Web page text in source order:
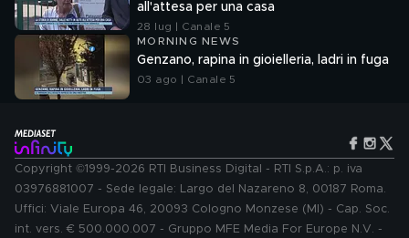
all'attesa per una casa
28 lug | Canale 5
MORNING NEWS
Genzano, rapina in gioielleria, ladri in fuga
03 ago | Canale 5
Copyright ©1999-2026 RTI Business Digital - RTI S.p.A.: p. iva
03976881007 - Sede legale: Largo del Nazareno 8, 00187 Roma.
Uffici: Viale Europa 46, 20093 Cologno Monzese (MI) - Cap. Soc.
int. vers. € 500.000.007 - Gruppo MFE Media For Europe N.V. -